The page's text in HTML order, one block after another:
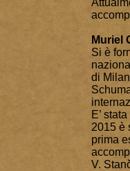
Muriel
Si è
di
E’
2015 è
prima
V.